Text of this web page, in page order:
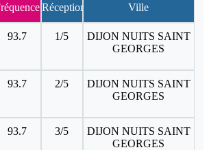
Réception Ville
93.7 1/5
DIJON NUITS SAINT
GEORGES
93.7 2/5
DIJON NUITS SAINT
GEORGES
93.7 3/5
DIJON NUITS SAINT
GEORGES